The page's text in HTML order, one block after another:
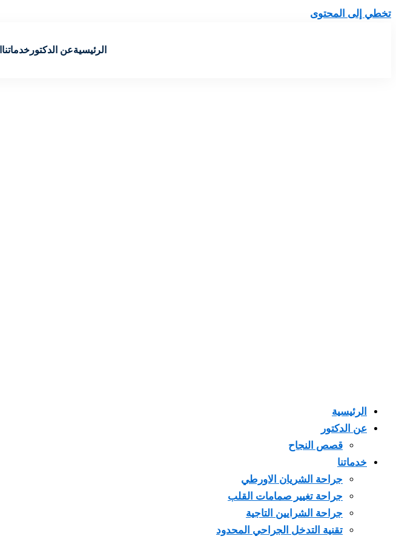
تخطي إلى المحتوى
الرئيسيةعن الدكتور خدماتنا
الرئيسية
عن الدكتور
قصص النجاح
خدماتنا
جراحة الشريان الاورطي
جراحة تغيير صمامات القلب
جراحة الشرايين التاجية
تقنية التدخل الجراحي المحدود